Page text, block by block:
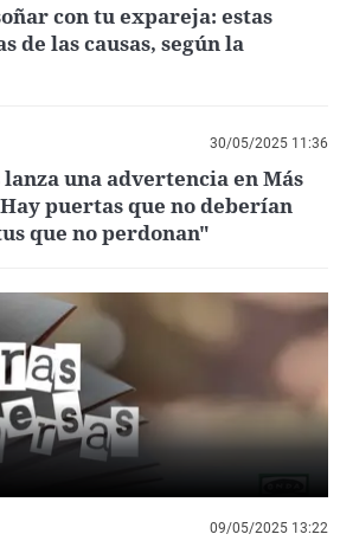
con tu expareja: estas
de las causas, según la
30/05/2025 11:36
una advertencia en Más
puertas que no deberían
que no perdonan"
09/05/2025 13:22